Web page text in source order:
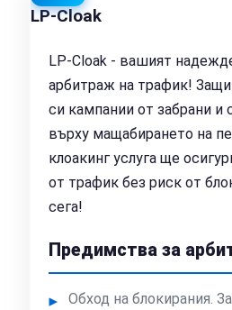
LP-Cloak
LP-Cloak - вашият
арбитраж на трафик!
си кампании от забрани и
върху мащабирането на
клоакинг услуга ще
от трафик без риск от
сега!
Предимства за
Обход на блокирания.